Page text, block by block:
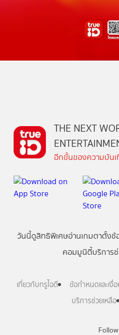
THE NEXT
อีกขั้นของความบัน
วันนี้ดูสิทธิพิเศษอ่านเกมตาตั้งช้
คอมมูนิตี้บริการ
เกี่ยวกับทรูไอดี ข้อกำหนดและเงื่อ
บริการช่วยเหลือ